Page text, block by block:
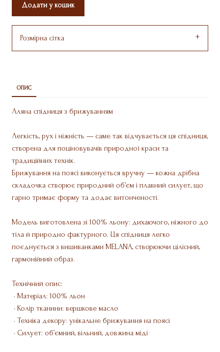
Додати у кошик
Розмірна сітка
ОПИС
Лляна спідниця з брижуванням
Легкість, рух і ніжність — саме так відчувається ця спідниця,
створена для поціновувачів природної краси та
традиційних технік.
Брижування на поясі виконується вручну — кожна дрібна
складочка створює природний об’єм і плавний силует, що
гарно тримає форму та додає витонченості.
Модель виготовлена зі 100% льону: дихаючого, ніжного до
тіла й природно фактурного. Ця спідниця легко
поєднується з вишиванками MELANA, створюючи цілісний,
гармонійний образ.
Технічний опис:
• Матеріал: 100% льон
• Колір тканини: вершкове масло
• Техніка декору: унікальне брижування на поясі
• Силует: об’ємний, вільний, довжина міді